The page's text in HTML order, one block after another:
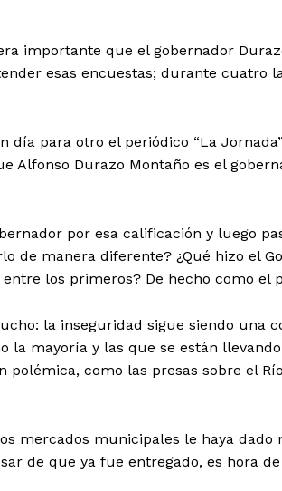
importante que el gobernador
esas encuestas; durante cuatro
día para otro el periódico “La
Alfonso Durazo Montaño es el
por esa calificación y luego
de manera diferente? ¿Qué hizo el
los primeros? De hecho como el
la inseguridad sigue siendo una
la mayoría y las que se están
como las presas sobre el
mercados municipales le haya
de que ya fue entregado, es hora